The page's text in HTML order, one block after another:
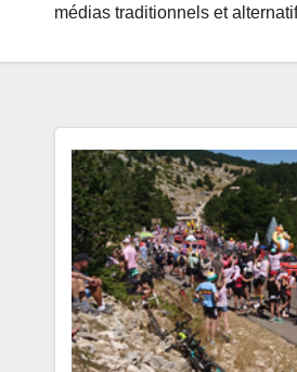
médias traditionnels et